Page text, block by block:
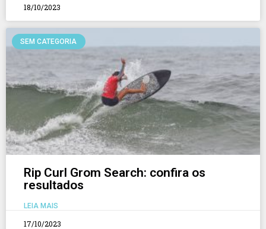
18/10/2023
SEM CATEGORIA
Rip Curl Grom Search: confira os
resultados
LEIA MAIS
17/10/2023